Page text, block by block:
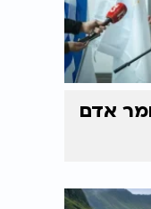
אדם